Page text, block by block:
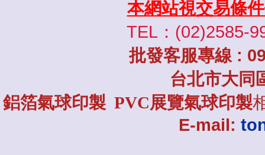
本網站視交易條
TEL：(02)2585-
批發客服專線 :
台北市大同
鋁箔氣球印製 PVC展覽氣球印製
E-mail: